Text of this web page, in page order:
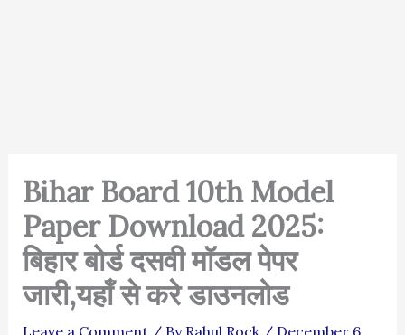
Bihar Board 10th Model
Paper Download 2025:
बिहार बोर्ड दसवी मॉडल पेपर
जारी,यहाँ से करे डाउनलोड
Leave a Comment / By Rahul Rock / December 6,